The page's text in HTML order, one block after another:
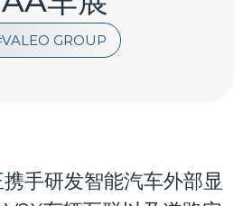
VALEO GROUP
手研发智能汽车外部显